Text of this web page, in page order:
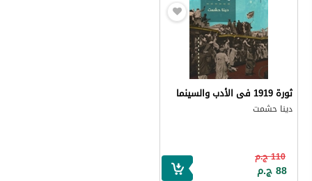
ثورة 1919 فى الأدب والسينما
دينا حشمت
110 ج.م
88 ج.م